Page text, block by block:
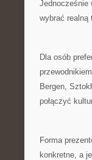
Jednocześnie
wybrać realną
Dla osób
Bergen,
połączyć
Forma
konkretne, a